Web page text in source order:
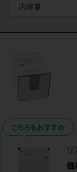
内容量
こちらもおすすめ